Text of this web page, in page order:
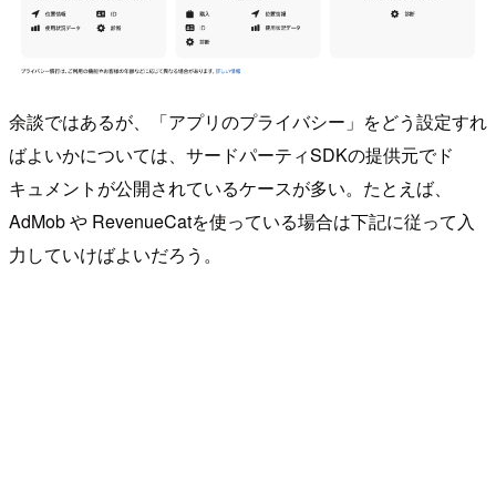
余談ではあるが、「アプリのプライバシー」をどう設定すれ
ばよいかについては、サードパーティSDKの提供元でド
キュメントが公開されているケースが多い。たとえば、
AdMob や RevenueCatを使っている場合は下記に従って入
力していけばよいだろう。